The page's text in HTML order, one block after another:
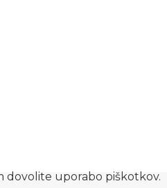
dovolite uporabo piškotkov.